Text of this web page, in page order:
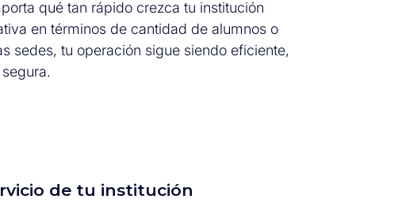
qué tan rápido crezca tu institución
en términos de cantidad de alumnos o
sedes, tu operación sigue siendo eficiente,
de tu institución